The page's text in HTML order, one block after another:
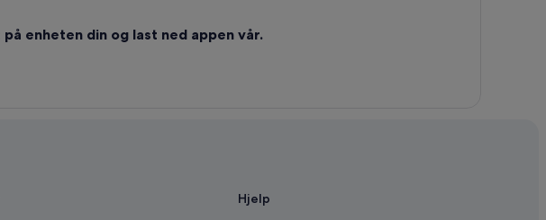
enheten din og last ned appen vår.
Hjelp